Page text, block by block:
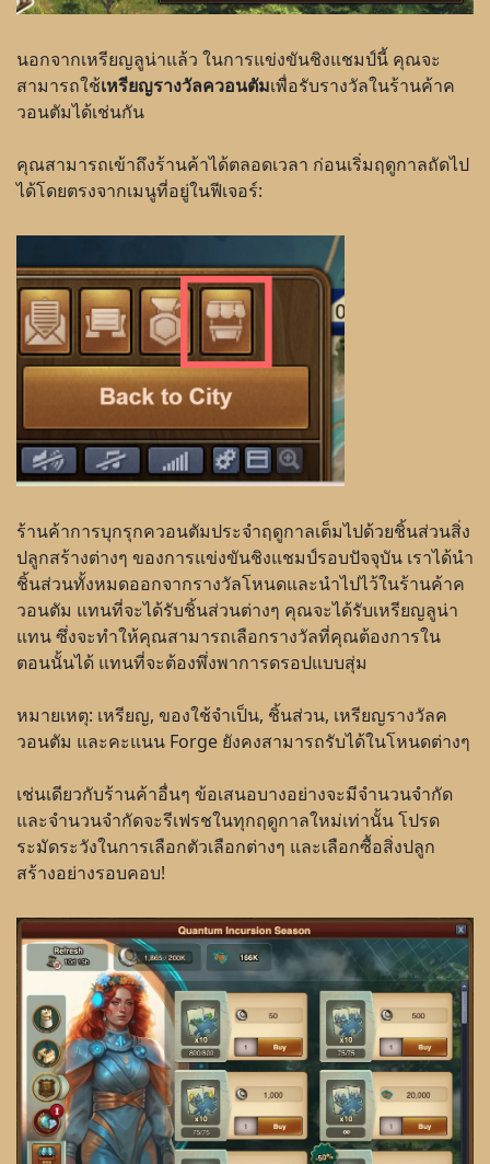
นอกจากเหรียญลูน่าแล้ว ในการแข่งขันชิงแชมป์นี้ คุณจะ
สามารถใช้เหรียญรางวัลควอนตัมเพื่อรับรางวัลในร้านค้าค
วอนตัมได้เช่นกัน
คุณสามารถเข้าถึงร้านค้าได้ตลอดเวลา ก่อนเริ่มฤดูกาลถัดไป
ได้โดยตรงจากเมนูที่อยู่ในฟีเจอร์:
ร้านค้าการบุกรุกควอนตัมประจำฤดูกาลเต็มไปด้วยชิ้นส่วนสิ่ง
ปลูกสร้างต่างๆ ของการแข่งขันชิงแชมป์รอบปัจจุบัน เราได้นำ
ชิ้นส่วนทั้งหมดออกจากรางวัลโหนดและนำไปไว้ในร้านค้าค
วอนตัม แทนที่จะได้รับชิ้นส่วนต่างๆ คุณจะได้รับเหรียญลูน่า
แทน ซึ่งจะทำให้คุณสามารถเลือกรางวัลที่คุณต้องการใน
ตอนนั้นได้ แทนที่จะต้องพึ่งพาการดรอปแบบสุ่ม
หมายเหตุ: เหรียญ, ของใช้จำเป็น, ชิ้นส่วน, เหรียญรางวัลค
วอนตัม และคะแนน Forge ยังคงสามารถรับได้ในโหนดต่างๆ
เช่นเดียวกับร้านค้าอื่นๆ ข้อเสนอบางอย่างจะมีจำนวนจำกัด
และจำนวนจำกัดจะรีเฟรชในทุกฤดูกาลใหม่เท่านั้น โปรด
ระมัดระวังในการเลือกตัวเลือกต่างๆ และเลือกซื้อสิ่งปลูก
สร้างอย่างรอบคอบ!